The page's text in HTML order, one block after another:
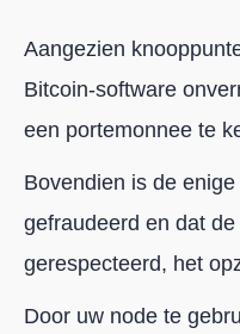
Aangezien
Bitcoin-software
een portemonnee te
Bovendien is de
gefraudeerd en dat
gerespecteerd, het
Door uw node te